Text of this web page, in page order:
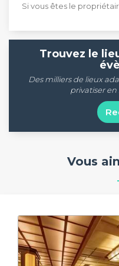
Si vous êtes le
Trouvez le
Des milliers de lieux
privatiser
Vous